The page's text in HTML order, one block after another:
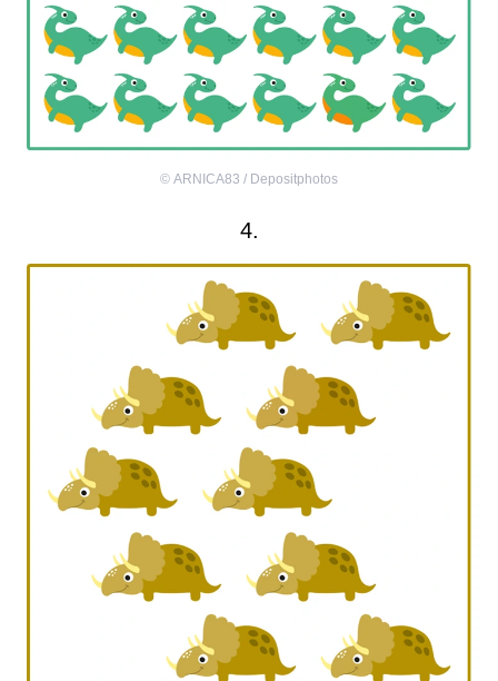
© ARNICA83 / Depositphotos
4.